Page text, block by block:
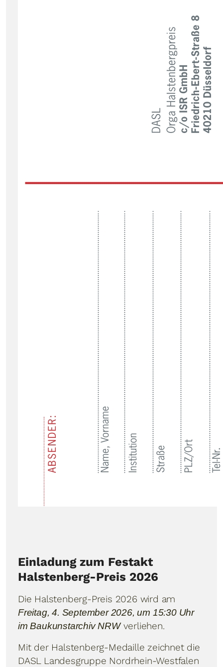
Einladung zum Festakt
Halstenberg-Preis 2026
Die Halstenberg-Preis 2026 wird am
Freitag, 4. September 2026, um 15:30 Uhr
im Baukunstarchiv NRWverliehen.
Mit der Halstenberg-Medaille zeichnet die
DASL Landesgruppe Nordrhein-Westfalen